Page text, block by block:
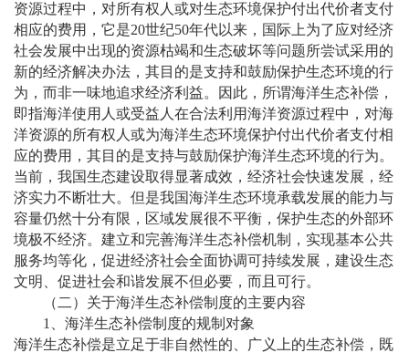
资源过程中，对所有权人或对生态环境保护付出代价者支付
相应的费用，它是20世纪50年代以来，国际上为了应对经济
社会发展中出现的资源枯竭和生态破坏等问题所尝试采用的
新的经济解决办法，其目的是支持和鼓励保护生态环境的行
为，而非一味地追求经济利益。因此，所谓海洋生态补偿，
即指海洋使用人或受益人在合法利用海洋资源过程中，对海
洋资源的所有权人或为海洋生态环境保护付出代价者支付相
应的费用，其目的是支持与鼓励保护海洋生态环境的行为。
当前，我国生态建设取得显著成效，经济社会快速发展，经
济实力不断壮大。但是我国海洋生态环境承载发展的能力与
容量仍然十分有限，区域发展很不平衡，保护生态的外部环
境极不经济。建立和完善海洋生态补偿机制，实现基本公共
服务均等化，促进经济社会全面协调可持续发展，建设生态
文明、促进社会和谐发展不但必要，而且可行。
（二）关于海洋生态补偿制度的主要内容
1、海洋生态补偿制度的规制对象
海洋生态补偿是立足于非自然性的、广义上的生态补偿，既